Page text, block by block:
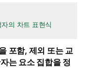
의 차트 표현식
포함, 제외 또는 교
는 요소 집합을 정